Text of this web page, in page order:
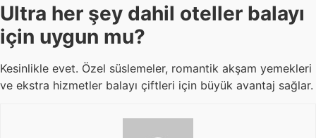
Ultra her şey dahil oteller balayı
için uygun mu?
Kesinlikle evet. Özel süslemeler, romantik akşam yemekleri
ve ekstra hizmetler balayı çiftleri için büyük avantaj sağlar.